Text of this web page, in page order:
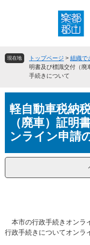
頭
飛現在地 トップページ > 組織で
明書及び標識交付（廃
手続きについて
文軽自動車税納
（廃車）証明
ンライン申請
本市の行政手続きオンラ
行政手続きについてオンラ